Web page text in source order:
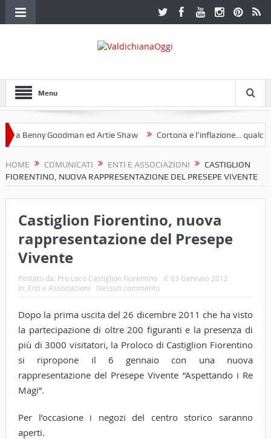
Menu
Benny Goodman ed Artie Shaw Cortona e l’inflazione… qualche
HOME COMUNICATI ENTI E ASSOCIAZIONI
CASTIGLION
FIORENTINO, NUOVA RAPPRESENTAZIONE DEL PRESEPE VIVENTE
Castiglion Fiorentino, nuova
rappresentazione del Presepe
Vivente
Postato da: Pro Loco Castiglion Fiorentino il: 03 Gennaio 2012
In: Enti e Associazioni Nessun commento
Dopo la prima uscita del 26 dicembre 2011 che ha visto
la partecipazione di oltre 200 figuranti e la presenza di
più di 3000 visitatori, la Proloco di Castiglion Fiorentino
si ripropone il 6 gennaio con una nuova
rappresentazione del Presepe Vivente “Aspettando i Re
Magi”.
Per l’occasione i negozi del centro storico saranno
aperti.